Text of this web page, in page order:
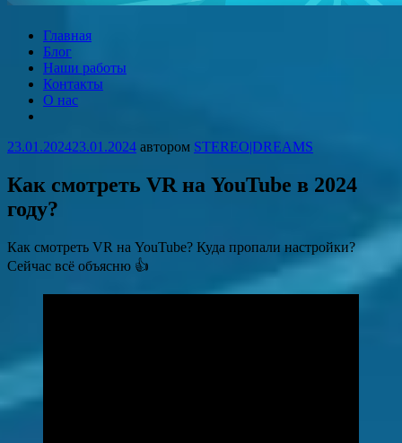
STEREO|DREAMS
Запечатлеваем мечты!
Главная
Блог
Наши работы
Контакты
О нас
23.01.202423.01.2024 автором STEREO|DREAMS
Как смотреть VR на YouTube в 2024
году?
Как смотреть VR на YouTube? Куда пропали настройки?
Сейчас всё объясню 👍